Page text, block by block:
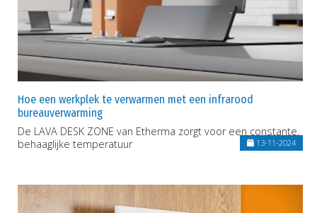
Hoe een werkplek te verwarmen met een infrarood
bureauverwarming
De LAVA DESK ZONE van Etherma zorgt voor een constante,
behaaglijke temperatuur
13-11-2024